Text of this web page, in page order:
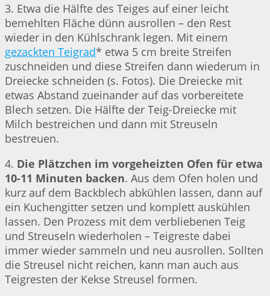
3. Etwa die Hälfte des Teiges auf einer leicht
bemehlten Fläche dünn ausrollen – den Rest
wieder in den Kühlschrank legen. Mit einem
gezackten Teigrad* etwa 5 cm breite Streifen
zuschneiden und diese Streifen dann wiederum in
Dreiecke schneiden (s. Fotos). Die Dreiecke mit
etwas Abstand zueinander auf das vorbereitete
Blech setzen. Die Hälfte der Teig-Dreiecke mit
Milch bestreichen und dann mit Streuseln
bestreuen.
4. Die Plätzchen im vorgeheizten Ofen für etwa
10-11 Minuten backen. Aus dem Ofen holen und
kurz auf dem Backblech abkühlen lassen, dann auf
ein Kuchengitter setzen und komplett auskühlen
lassen. Den Prozess mit dem verbliebenen Teig
und Streuseln wiederholen – Teigreste dabei
immer wieder sammeln und neu ausrollen. Sollten
die Streusel nicht reichen, kann man auch aus
Teigresten der Kekse Streusel formen.